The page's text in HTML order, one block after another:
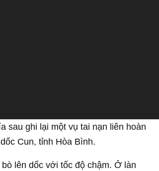
sau ghi lại một vụ tai nạn liên hoàn
Cun, tỉnh Hòa Bình.
lên dốc với tốc độ chậm. Ở làn